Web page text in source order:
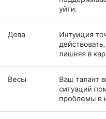
уйти.
Дева
Интуиция
лишняя в
Весы
Ваш талант
ситуаций
проблемы в